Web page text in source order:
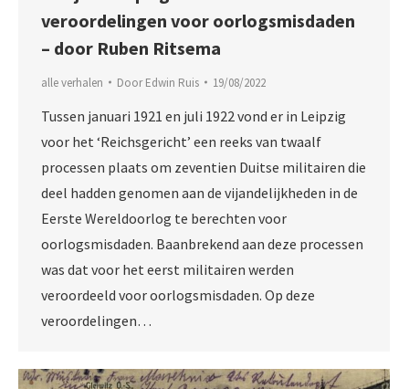
veroordelingen voor oorlogsmisdaden
– door Ruben Ritsema
alle verhalen DoorEdwin Ruis 19/08/2022
Tussen januari 1921 en juli 1922 vond er in Leipzig
voor het ‘Reichsgericht’ een reeks van twaalf
processen plaats om zeventien Duitse militairen die
deel hadden genomen aan de vijandelijkheden in de
Eerste Wereldoorlog te berechten voor
oorlogsmisdaden. Baanbrekend aan deze processen
was dat voor het eerst militairen werden
veroordeeld voor oorlogsmisdaden. Op deze
veroordelingen…